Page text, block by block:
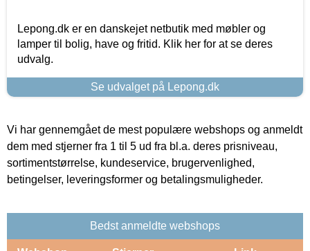
Lepong.dk er en danskejet netbutik med møbler og
lamper til bolig, have og fritid. Klik her for at se deres
udvalg.
Se udvalget på Lepong.dk
Vi har gennemgået de mest populære webshops og anmeldt
dem med stjerner fra 1 til 5 ud fra bl.a. deres prisniveau,
sortimentstørrelse, kundeservice, brugervenlighed,
betingelser, leveringsformer og betalingsmuligheder.
Bedst anmeldte webshops